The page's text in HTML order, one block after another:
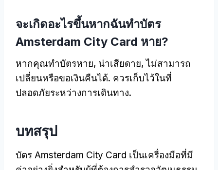
จะเกิดอะไรขึ้นหากฉันทำบัตร
Amsterdam City Card หาย?
หากคุณทำบัตรหาย, น่าเสียดาย, ไม่สามารถ
เปลี่ยนหรือขอเงินคืนได้. ควรเก็บไว้ในที่
ปลอดภัยระหว่างการเดินทาง.
บทสรุป
บัตร Amsterdam City Card เป็นเครื่องมือที่มี